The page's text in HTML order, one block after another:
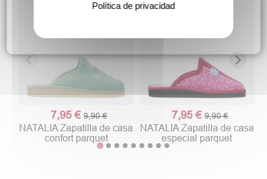
7,95 €9,90 €
NATALIA Zapatilla de casa
confort parquet
7,95 € 9,90 €
NATALIA Zapatilla de casa
especial parquet
Política de privacidad